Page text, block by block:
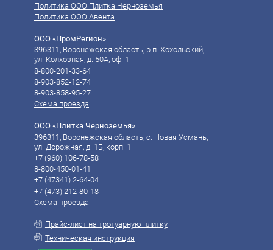
Политика ООО Плитка Черноземья
Политика ООО Авента
ООО «ПромРегион»
396311, Воронежская область, р.п. Хохольский,
ул. Колхозная, д. 50А, оф. 1
8-800-201-33-64
8-903-852-12-74
8-903-858-95-27
Схема проезда
ООО «Плитка Черноземья»
396311, Воронежская область, с. Новая Усмань,
ул. Дорожная, д. 1Б, корп. 1
+7 (960) 106-78-58‬
8-800-450-01-41
‪‪+7 (47341) 2-64-04
‪‪+7 (473) 212-80-18
Схема проезда
Прайс-лист на тротуарную плитку
Техническая инструкция